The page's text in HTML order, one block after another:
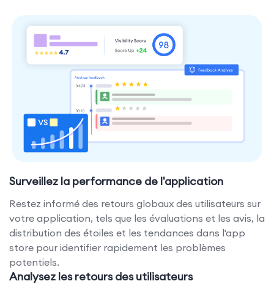
Surveillez la performance de l'application
Restez informé des retours globaux des utilisateurs sur
votre application, tels que les évaluations et les avis, la
distribution des étoiles et les tendances dans l'app
store pour identifier rapidement les problèmes
potentiels.
Analysez les retours des utilisateurs